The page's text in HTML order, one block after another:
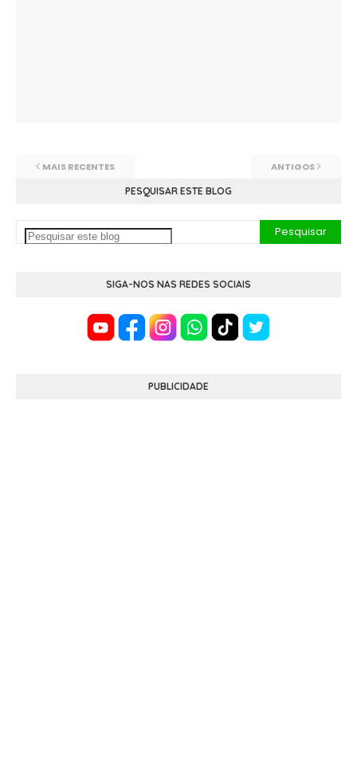
MAIS RECENTES ANTIGOS
PESQUISAR ESTE BLOG
SIGA-NOS NAS REDES SOCIAIS
PUBLICIDADE